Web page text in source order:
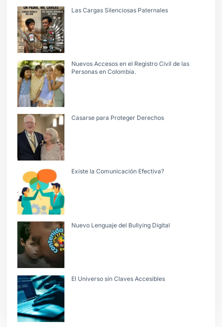
Las Cargas Silenciosas Paternales
Nuevos Accesos en el Registro Civil de las
Personas en Colombia.
Casarse para Proteger Derechos
Existe la Comunicación Efectiva?
Nuevo Lenguaje del Bullying Digital
El Universo sin Claves Accesibles